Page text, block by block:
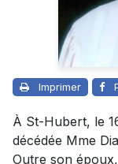
Imprimer
À St-Hubert, le
décédée Mme
Outre son